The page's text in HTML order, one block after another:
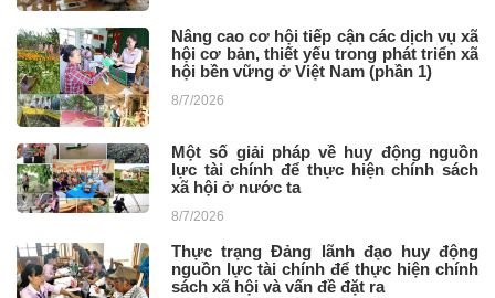
Nâng cao cơ hội tiếp cận các dịch vụ xã
hội cơ bản, thiết yếu trong phát triển xã
hội bền vững ở Việt Nam (phần 1)
8/7/2026
Một số giải pháp về huy động nguồn
lực tài chính để thực hiện chính sách
xã hội ở nước ta ​
8/7/2026
Thực trạng Đảng lãnh đạo huy động
nguồn lực tài chính để thực hiện chính
sách xã hội và vấn đề đặt ra